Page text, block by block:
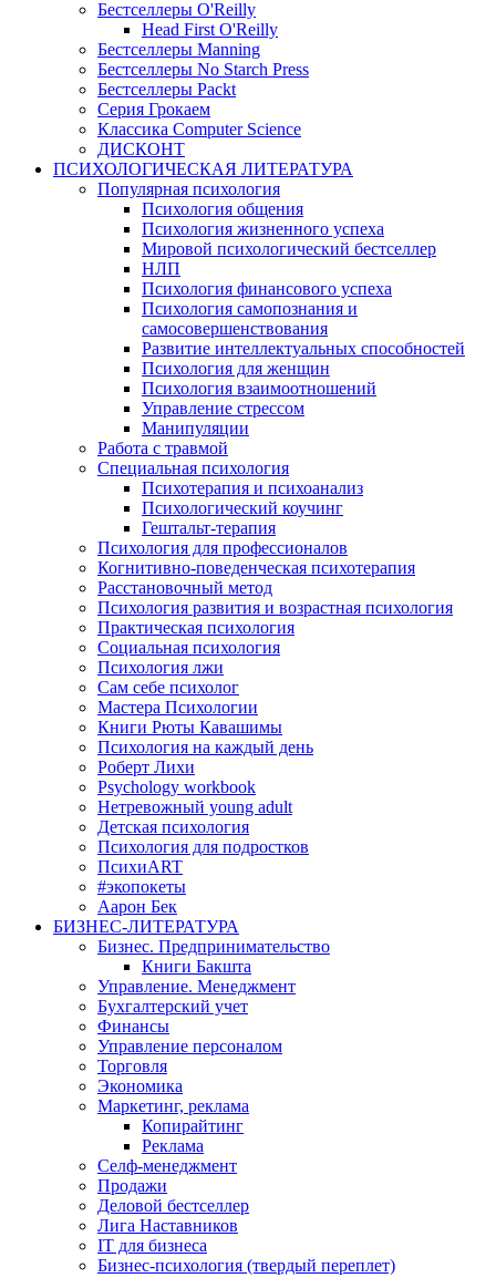
Бестселлеры O'Reilly
Head First O'Reilly
Бестселлеры Manning
Бестселлеры No Starch Press
Бестселлеры Packt
Серия Грокаем
Классика Computer Science
ДИСКОНТ
ПСИХОЛОГИЧЕСКАЯ ЛИТЕРАТУРА
Популярная психология
Психология общения
Психология жизненного успеха
Мировой психологический бестселлер
НЛП
Психология финансового успеха
Психология самопознания и
самосовершенствования
Развитие интеллектуальных способностей
Психология для женщин
Психология взаимоотношений
Управление стрессом
Манипуляции
Работа с травмой
Специальная психология
Психотерапия и психоанализ
Психологический коучинг
Гештальт-терапия
Психология для профессионалов
Когнитивно-поведенческая психотерапия
Расстановочный метод
Психология развития и возрастная психология
Практическая психология
Социальная психология
Психология лжи
Сам себе психолог
Мастера Психологии
Книги Рюты Кавашимы
Психология на каждый день
Роберт Лихи
Psychology workbook
Нетревожный young adult
Детская психология
Психология для подростков
ПсихиART
#экопокеты
Аарон Бек
БИЗНЕС-ЛИТЕРАТУРА
Бизнес. Предпринимательство
Книги Бакшта
Управление. Менеджмент
Бухгалтерский учет
Финансы
Управление персоналом
Торговля
Экономика
Маркетинг, реклама
Копирайтинг
Реклама
Селф-менеджмент
Продажи
Деловой бестселлер
Лига Наставников
IT для бизнеса
Бизнес-психология (твердый переплет)